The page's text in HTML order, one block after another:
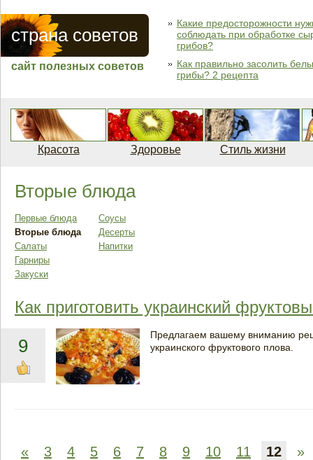
страна советов
сайт полезных советов
Какие предосторожности
соблюдать при обработке
грибов?
Как правильно засолить
грибы? 2 рецепта
Красота Здоровье Стиль жизни
Вторые блюда
Первые блюда
Вторые блюда
Салаты
Гарниры
Закуски
Соусы
Десерты
Напитки
Как приготовить украинский
9
Предлагаем вашему вниманию
украинского фруктового плова.
« 3 4 5 6 7 8 9 10 11 12 »